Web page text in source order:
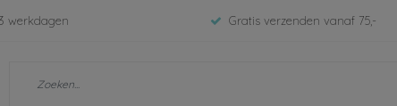
werkdagen Gratis verzenden vanaf 75,-